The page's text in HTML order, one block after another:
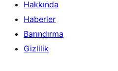
Hakkında
Haberler
Barındırma
Gizlilik